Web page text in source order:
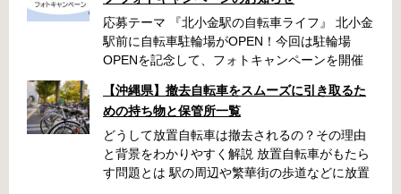
応募テーマ 『北小金駅の自転車ライフ』 北小金
駅前に自転車駐輪場がOPEN！今回は駐輪場
OPENを記念して、フォトキャンペーンを開催
車が写っている写真」を撮影いただき、みなさ
まの北小金駅周辺での思い出を写真とともに共
有できたらと思います。 素敵な写真の投稿をお
待ちしております！ 応募期間 2025年9月22日～
10月31日 ・キャンペーン期間中に何度も投稿可
【沖縄県】撤去自転車をスムーズに引き取るた
めの持ち物と保管所一覧
どうして放置自転車は撤去されるの？その理由
と背景をわかりやすく解説 放置自転車がもたら
す問題とは 駅の周辺や繁華街の歩道などに放置